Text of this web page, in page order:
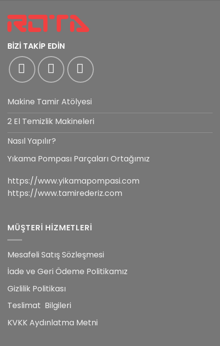
BİZİ TAKİP EDİN
Makine Tamir Atölyesi
2 El Temizlik Makineleri
Nasıl Yapılır?
Yıkama Pompası Parçaları Ortağımız
https://www.yikamapompasi.com
https://www.tamirederiz.com
MÜŞTERİ HİZMETLERİ
Mesafeli Satış Sözleşmesi
İade ve Geri Ödeme Politikamız
Gizlilik Politikası
Teslimat Bilgileri
KVKK Aydınlatma Metni